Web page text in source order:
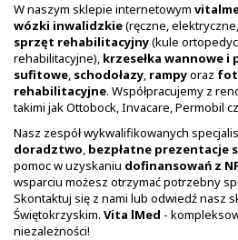
W naszym sklepie internetowym
wózki inwalidzkie(ręczne,
sprzęt rehabilitacyjny(kule
rehabilitacyjne), krzesełka wannowe i
sufitowe, schodołazy, rampyoraz
rehabilitacyjne. Współpracujemy z
takimi jak Ottobock, Invacare, Permobil
Nasz zespół wykwalifikowanych
doradztwo, bezpłatne prezentacje
pomoc w uzyskaniu dofinansowań z
wsparciu możesz otrzymać potrzebny
Skontaktuj się z nami lub odwiedź nasz
Świętokrzyskim. Vita lMed -
niezależności!